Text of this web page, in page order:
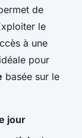
de
le
à une
pour
basée sur le
jour